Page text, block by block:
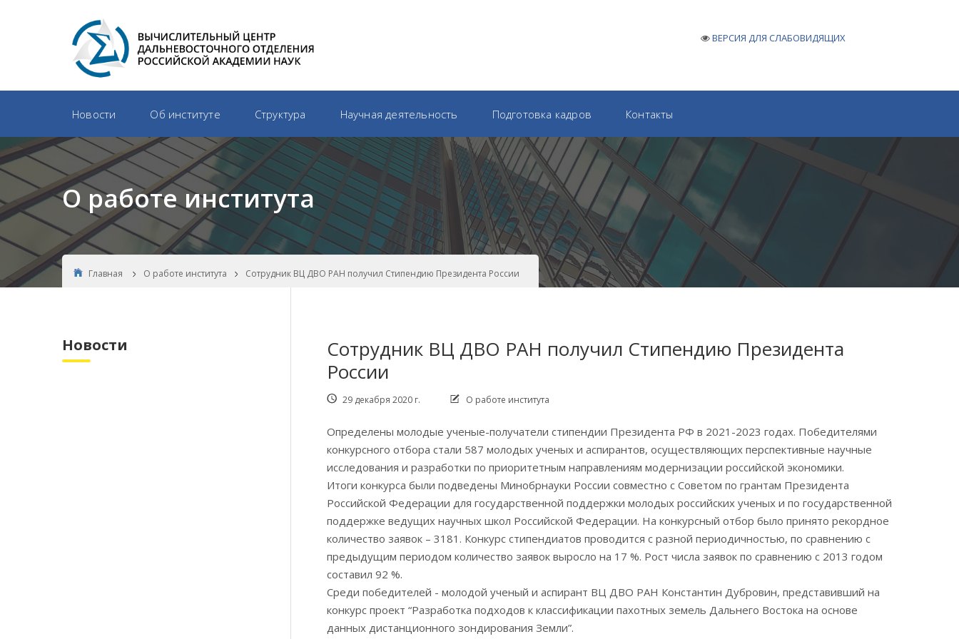
ВЕРСИЯ ДЛЯ СЛАБОВИДЯЩИХ
Новости Об институте Структура Научная деятельность Подготовка кадров Контакты
О работе института
Главная О работе института Сотрудник ВЦ ДВО РАН получил Стипендию Президента России
Сотрудник ВЦ ДВО РАН получил Стипендию Президента
России
29 декабря 2020 г. О работе института
Определены молодые ученые-получатели стипендии Президента РФ в 2021-2023 годах. Победителями
конкурсного отбора стали 587 молодых ученых и аспирантов, осуществляющих перспективные научные
исследования и разработки по приоритетным направлениям модернизации российской экономики.
Итоги конкурса были подведены Минобрнауки России совместно с Советом по грантам Президента
Российской Федерации для государственной поддержки молодых российских ученых и по государственной
поддержке ведущих научных школ Российской Федерации. На конкурсный отбор было принято рекордное
количество заявок – 3181. Конкурс стипендиатов проводится с разной периодичностью, по сравнению с
предыдущим периодом количество заявок выросло на 17 %. Рост числа заявок по сравнению с 2013 годом
составил 92 %.
Среди победителей - молодой ученый и аспирант ВЦ ДВО РАН Константин Дубровин, представивший на
конкурс проект “Разработка подходов к классификации пахотных земель Дальнего Востока на основе
данных дистанционного зондирования Земли”.
Новости